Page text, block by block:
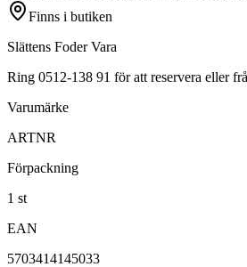
Finns i butiken
Slättens Foder Vara
Ring 0512-138 91 för att reservera eller
Varumärke
ARTNR
Förpackning
1 st
EAN
5703414145033